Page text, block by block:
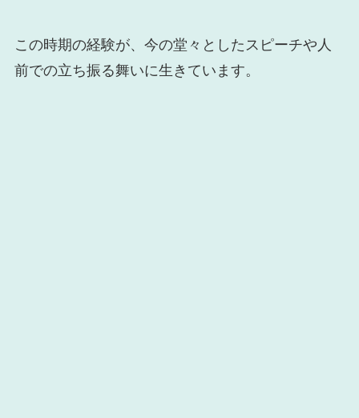
この時期の経験が、今の堂々としたスピーチや人
前での立ち振る舞いに生きています。